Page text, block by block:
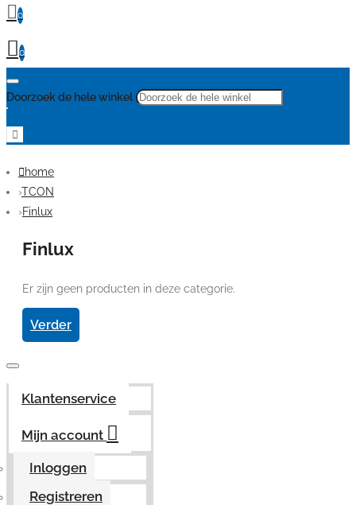
0
0
Doorzoek de hele winkel
home
TCON
Finlux
Finlux
Er zijn geen producten in deze categorie.
Verder
Klantenservice
Mijn account
Inloggen
Registreren